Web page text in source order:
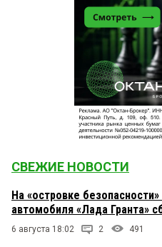
СВЕЖИЕ НОВОСТИ
На «островке
автомобиля «Лада Гранта»
6 августа 18:02 2 491